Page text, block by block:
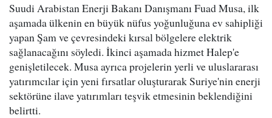
Suudi Arabistan Enerji Bakanı Danışmanı Fuad Musa, ilk
aşamada ülkenin en büyük nüfus yoğunluğuna ev sahipliği
yapan Şam ve çevresindeki kırsal bölgelere elektrik
sağlanacağını söyledi. İkinci aşamada hizmet Halep'e
genişletilecek. Musa ayrıca projelerin yerli ve uluslararası
yatırımcılar için yeni fırsatlar oluşturarak Suriye'nin enerji
sektörüne ilave yatırımları teşvik etmesinin beklendiğini
belirtti.